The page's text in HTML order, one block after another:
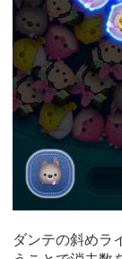
ダンテの斜めラ